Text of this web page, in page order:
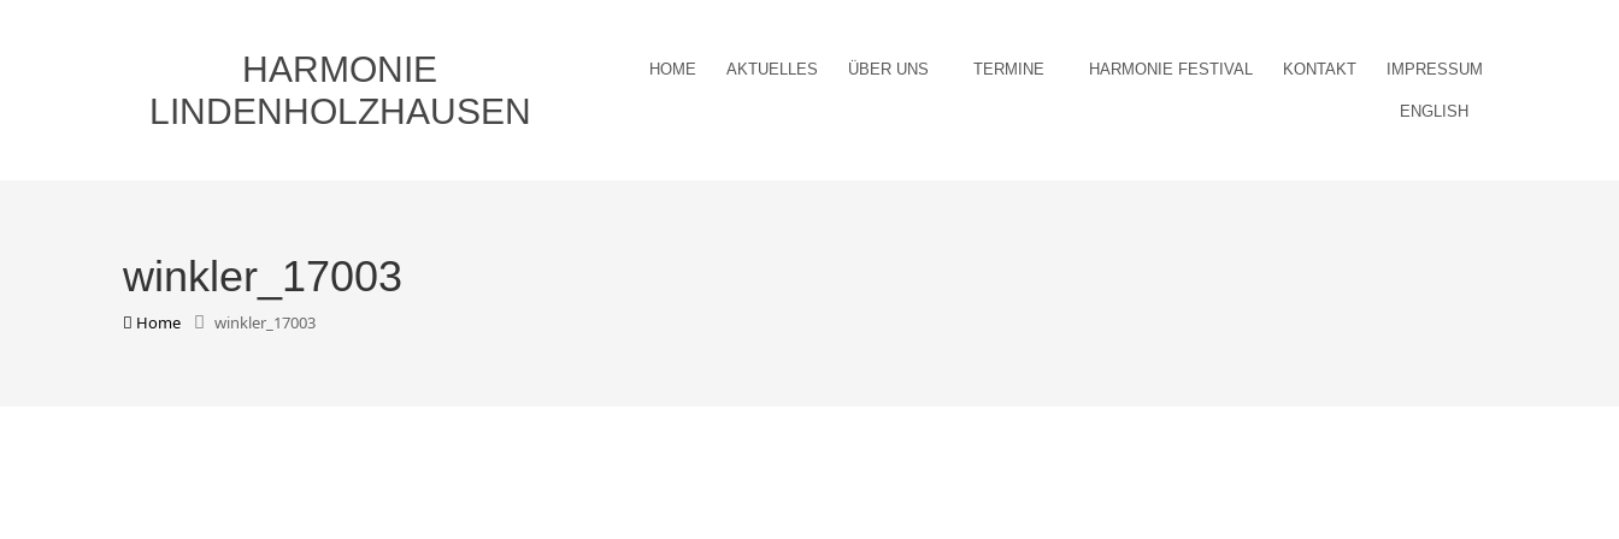
HARMONIE
LINDENHOLZHAUSEN
HOME AKTUELLES ÜBER UNS TERMINE HARMONIE FESTIVAL KONTAKT IMPRESSUM
ENGLISH
winkler_17003
Home winkler_17003